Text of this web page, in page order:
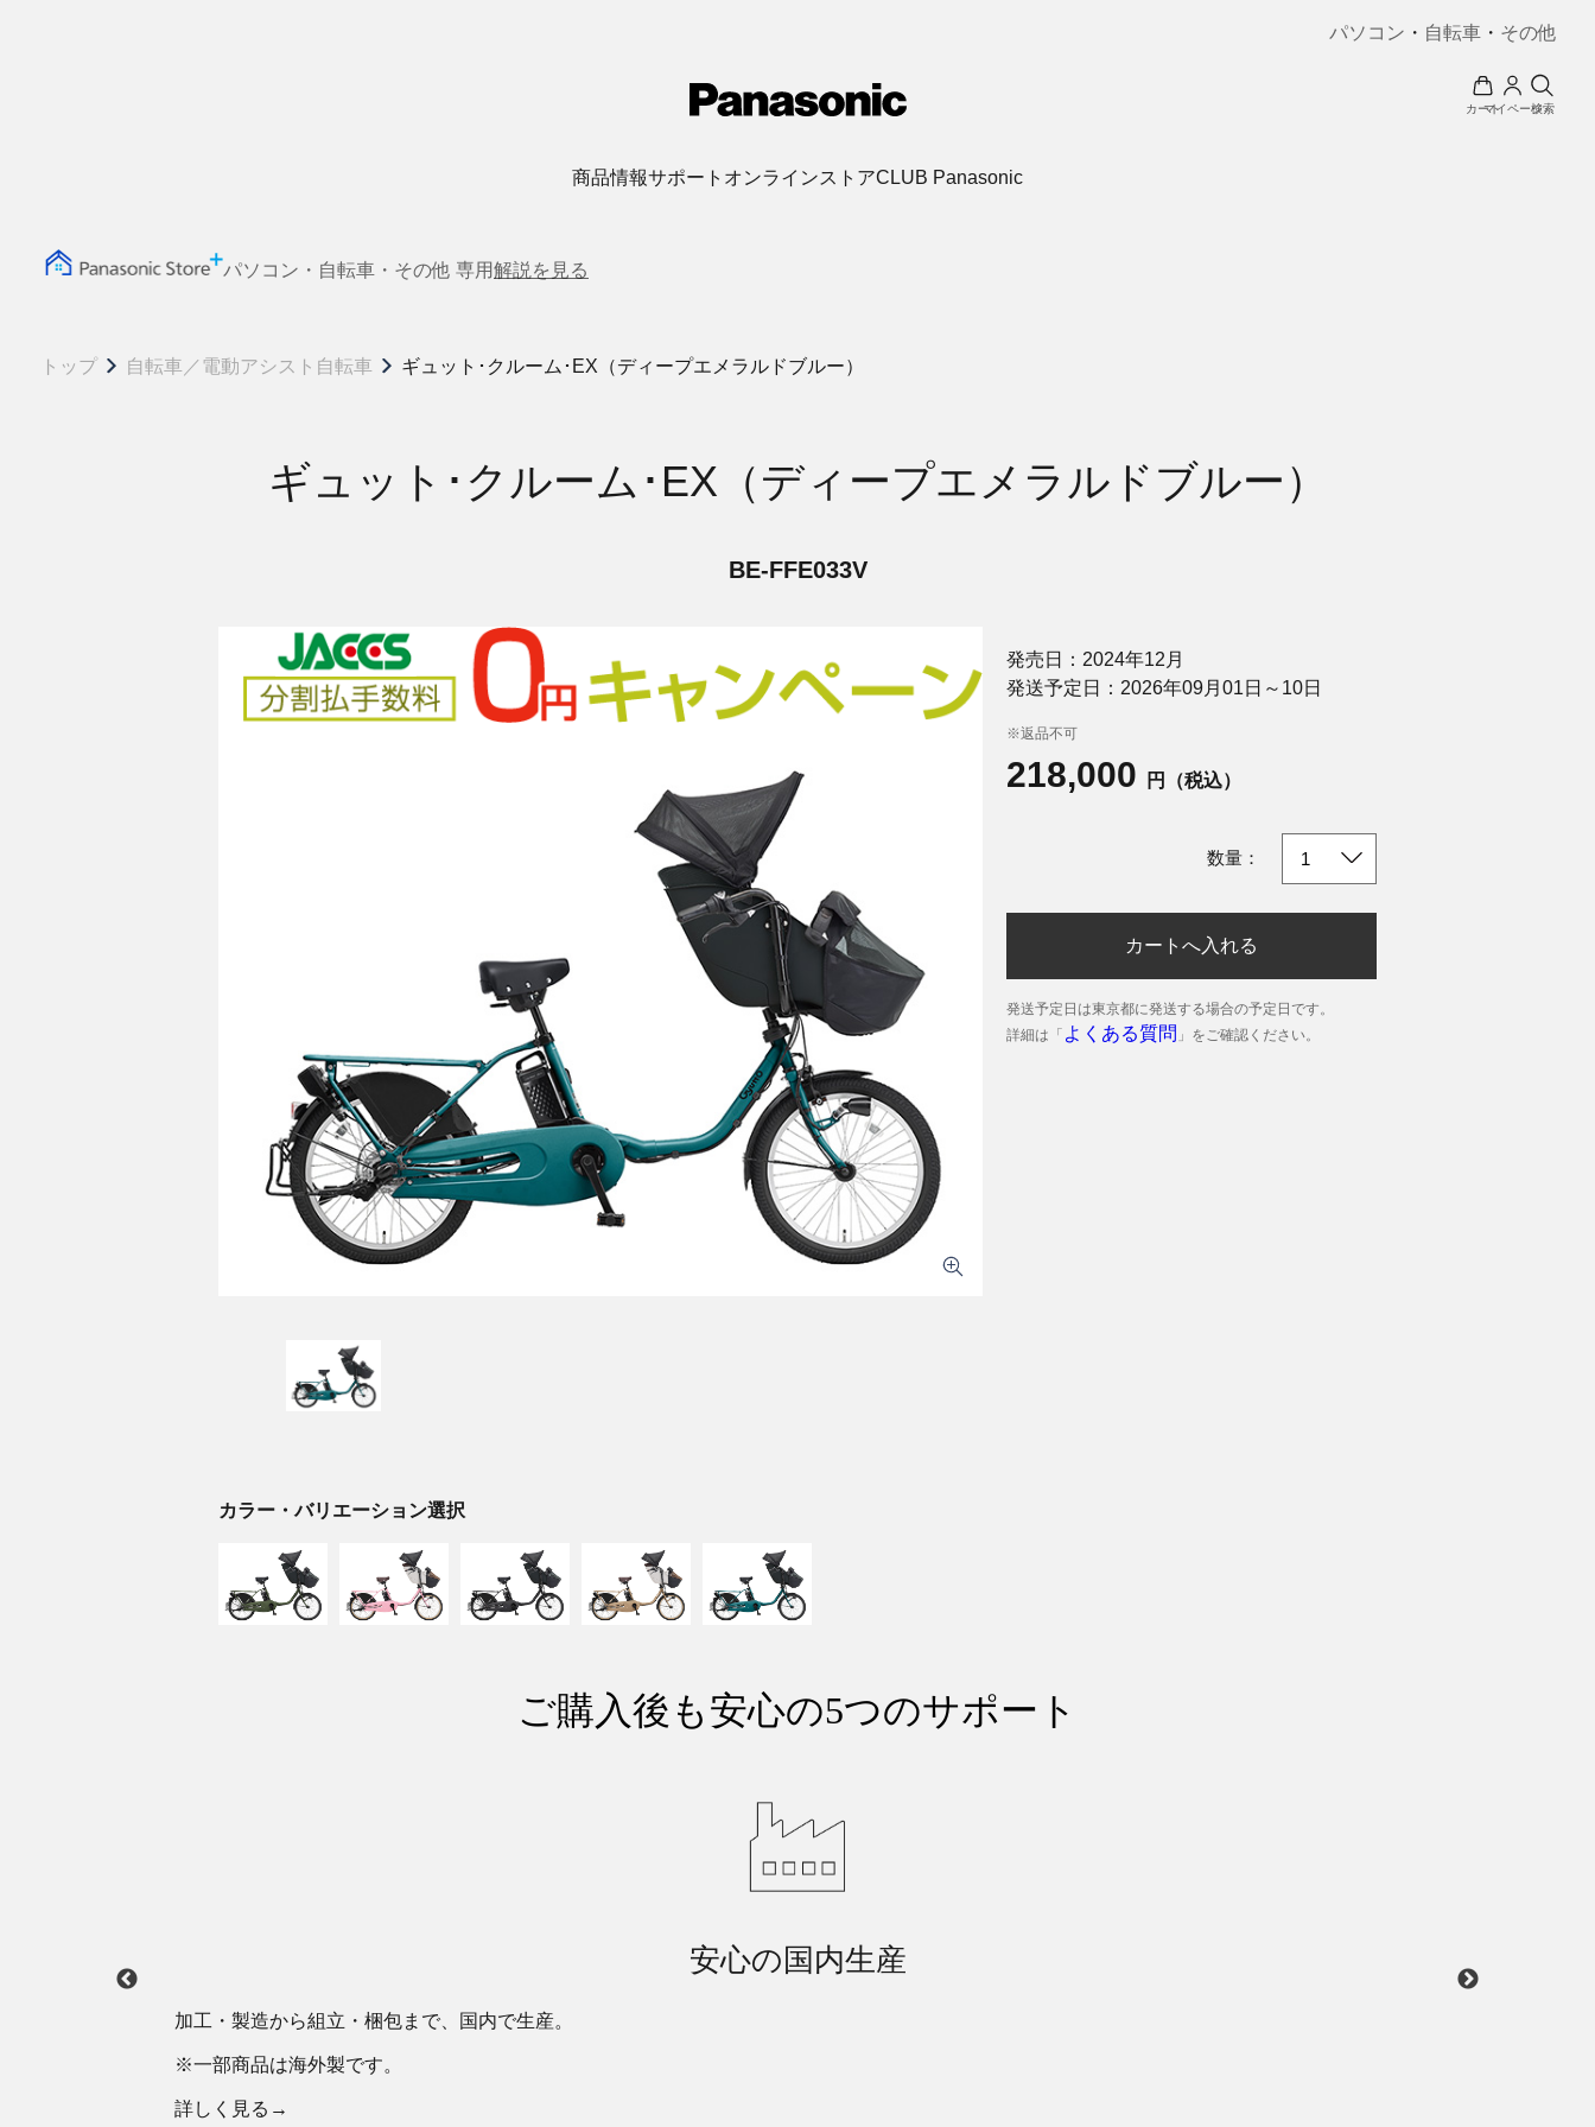
パソコン ・ 自転車 ・ その他
カートマイページ検索
商品情報サポート オンラインストアCLUB Panasonic
パソコン・自転車・その他 専用解説を見る
トップ 自転車／電動アシスト自転車 ギュット･クルーム･EX（ディープエメラルドブルー）
ギュット･クルーム･EX（ディープエメラルドブルー）
BE-FFE033V
カラー・バリエーション選択
発売日：2024年12月
発送予定日：2026年09月01日～10日
※返品不可
218,000 円（税込）
数量：
カートへ入れる
発送予定日は東京都に発送する場合の予定日です。
詳細は「 よくある質問 」をご確認ください。